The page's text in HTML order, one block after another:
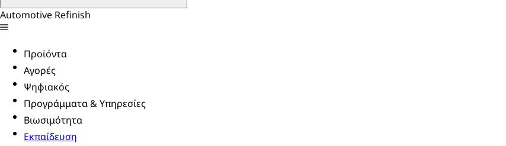
Automotive Refinish
Προϊόντα
Αγορές
Ψηφιακός
Προγράμματα & Υπηρεσίες
Βιωσιμότητα
Εκπαίδευση